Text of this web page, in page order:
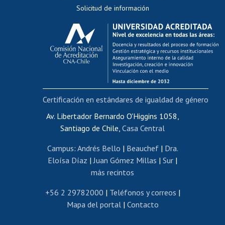
Evaluación docente
Calificación académica
Postulación al AUCAI
Funcionarias/os
Cursos internos de capacitación
Bienestar del personal
Portal de movilidad interna
Certificado de renta
Certificado de renta honorarios
Editar páginas blancas
Extranjeras/os
Revalidación y reconocimiento de títulos
Postulación al Programa de Movilidad Estudiantil
Solicitud de información
Av. Libertador Bernardo O'Higgins 1058,
Santiago de Chile, Casa Central
Campus: Andrés Bello | Beauchef| Dra.
Eloísa Díaz | Juan Gómez Millas | Sur |
más recintos
+56 2 29782000 | Teléfonos y correos |
Mapa del portal| Contacto
Certificación en estándares de igualdad de género